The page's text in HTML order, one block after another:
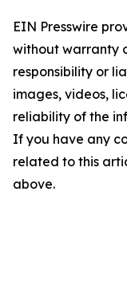
EIN Presswire
without warranty
responsibility or
images, videos,
reliability of the
If you have any
related to this
above.